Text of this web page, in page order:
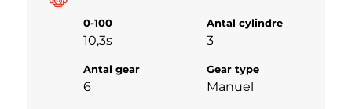
0-100
10,3s
Antal cylindre
3
Antal gear
6
Gear type
Manuel